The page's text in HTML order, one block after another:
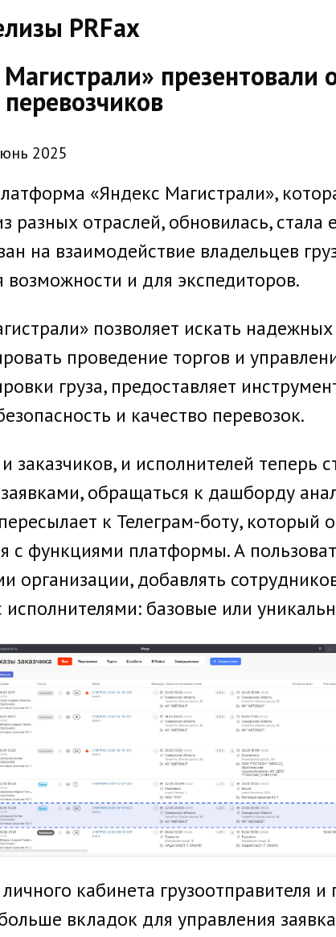
PRFax
перевозчиков
2025
«Яндекс Магистрали»,
разных отраслей, обновилась,
на взаимодействие владельцев
возможности и для экспедиторов.
позволяет искать
проведение торгов и
груза, предоставляет
и качество перевозок.
заказчиков, и исполнителей теперь
обращаться к дашборду
к Телеграм-боту, который
с функциями платформы. А
организации, добавлять
исполнителями: базовые или
кабинета грузоотправителя
вкладок для управления